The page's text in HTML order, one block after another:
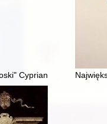
Cypriana Norwida :